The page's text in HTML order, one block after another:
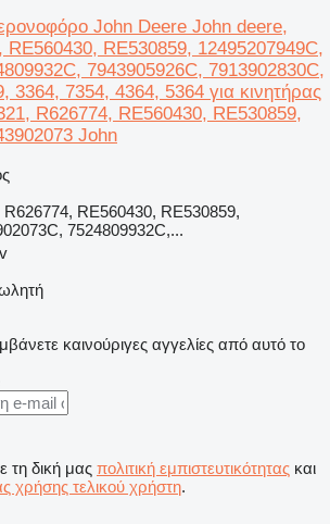
John Deere John deere,
RE560430, RE530859, 12495207949C,
7943905926C, 7913902830C,
3364, 7354, 4364, 5364 για κινητήρας
R626774, RE560430, RE530859,
John
RE560430, RE530859,
7524809932C,...
καινούριγες αγγελίες από αυτό το
τη δική μας πολιτική εμπιστευτικότητας και
χρήσης τελικού χρήστη.